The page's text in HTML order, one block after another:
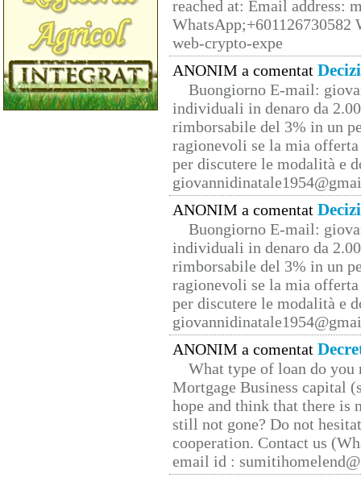
reached at: Email address:
web-crypto-expe
ANONIM a comentat
Buongiorno E-mail:
individuali in denaro da
rimborsabile del 3% in un
ragionevoli se la mia
per discutere le modalità e
ANONIM a comentat
Buongiorno E-mail:
individuali in denaro da
rimborsabile del 3% in un
ragionevoli se la mia
per discutere le modalità e
ANONIM a comentat
What type of loan do you
Mortgage Business capital
hope and think that there is
still not gone? Do not
cooperation. Contact us
email id :